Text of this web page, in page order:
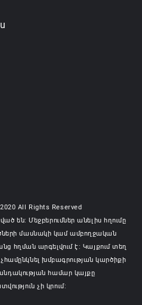
All Rights Reserved
են: Մեջբերումներ անելիս հղումը
մասնակի կամ ամբողջական
հղման արգելվում է: Կայքում տեղ
խմբագրության կարծիքի
համար կայքը
չի կրում: